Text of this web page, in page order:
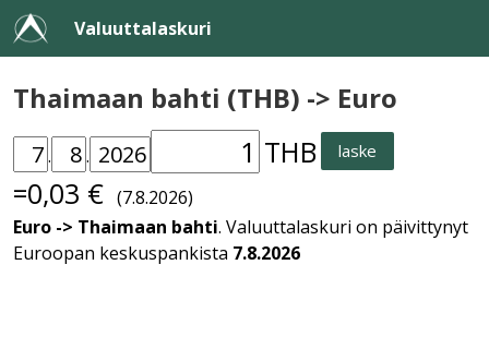
Valuuttalaskuri
Thaimaan bahti (THB) -> Euro
. . THB laske
=0,03 € (7.8.2026)
Euro -> Thaimaan bahti. Valuuttalaskuri on päivittynyt
Euroopan keskuspankista 7.8.2026